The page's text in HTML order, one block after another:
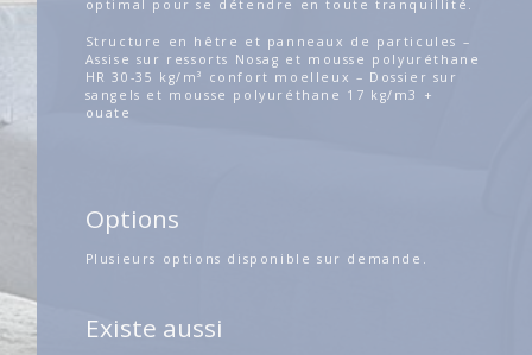
optimal pour se détendre en toute tranquillité.
Structure en hêtre et panneaux de particules –
Assise sur ressorts Nosag et mousse polyuréthane
HR 30-35 kg/m³ confort moelleux – Dossier sur
sangels et mousse polyuréthane 17 kg/m3 +
ouate
Options
Plusieurs options disponible sur demande.
Existe aussi